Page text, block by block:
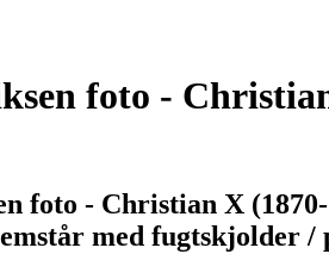
foto -
foto - Christian X
med fugtskjolder /